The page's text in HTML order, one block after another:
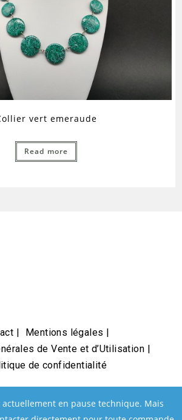
vert emeraude
Read more
Mentions légales
de Vente et d’Utilisation
de confidentialité
actuellement en pause technique. Mais